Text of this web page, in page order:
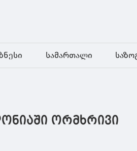
სამართალი
ორმხრივი